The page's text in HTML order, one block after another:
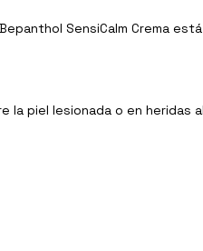
SensiCalm Crema
la piel lesionada o en heridas